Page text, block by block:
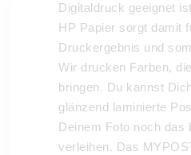
Digitaldruck geeignet
HP Papier sorgt damit
Druckergebnis und
Wir drucken Farben,
bringen. Du kannst
glänzend laminierte
Deinem Foto noch das
verleihen. Das